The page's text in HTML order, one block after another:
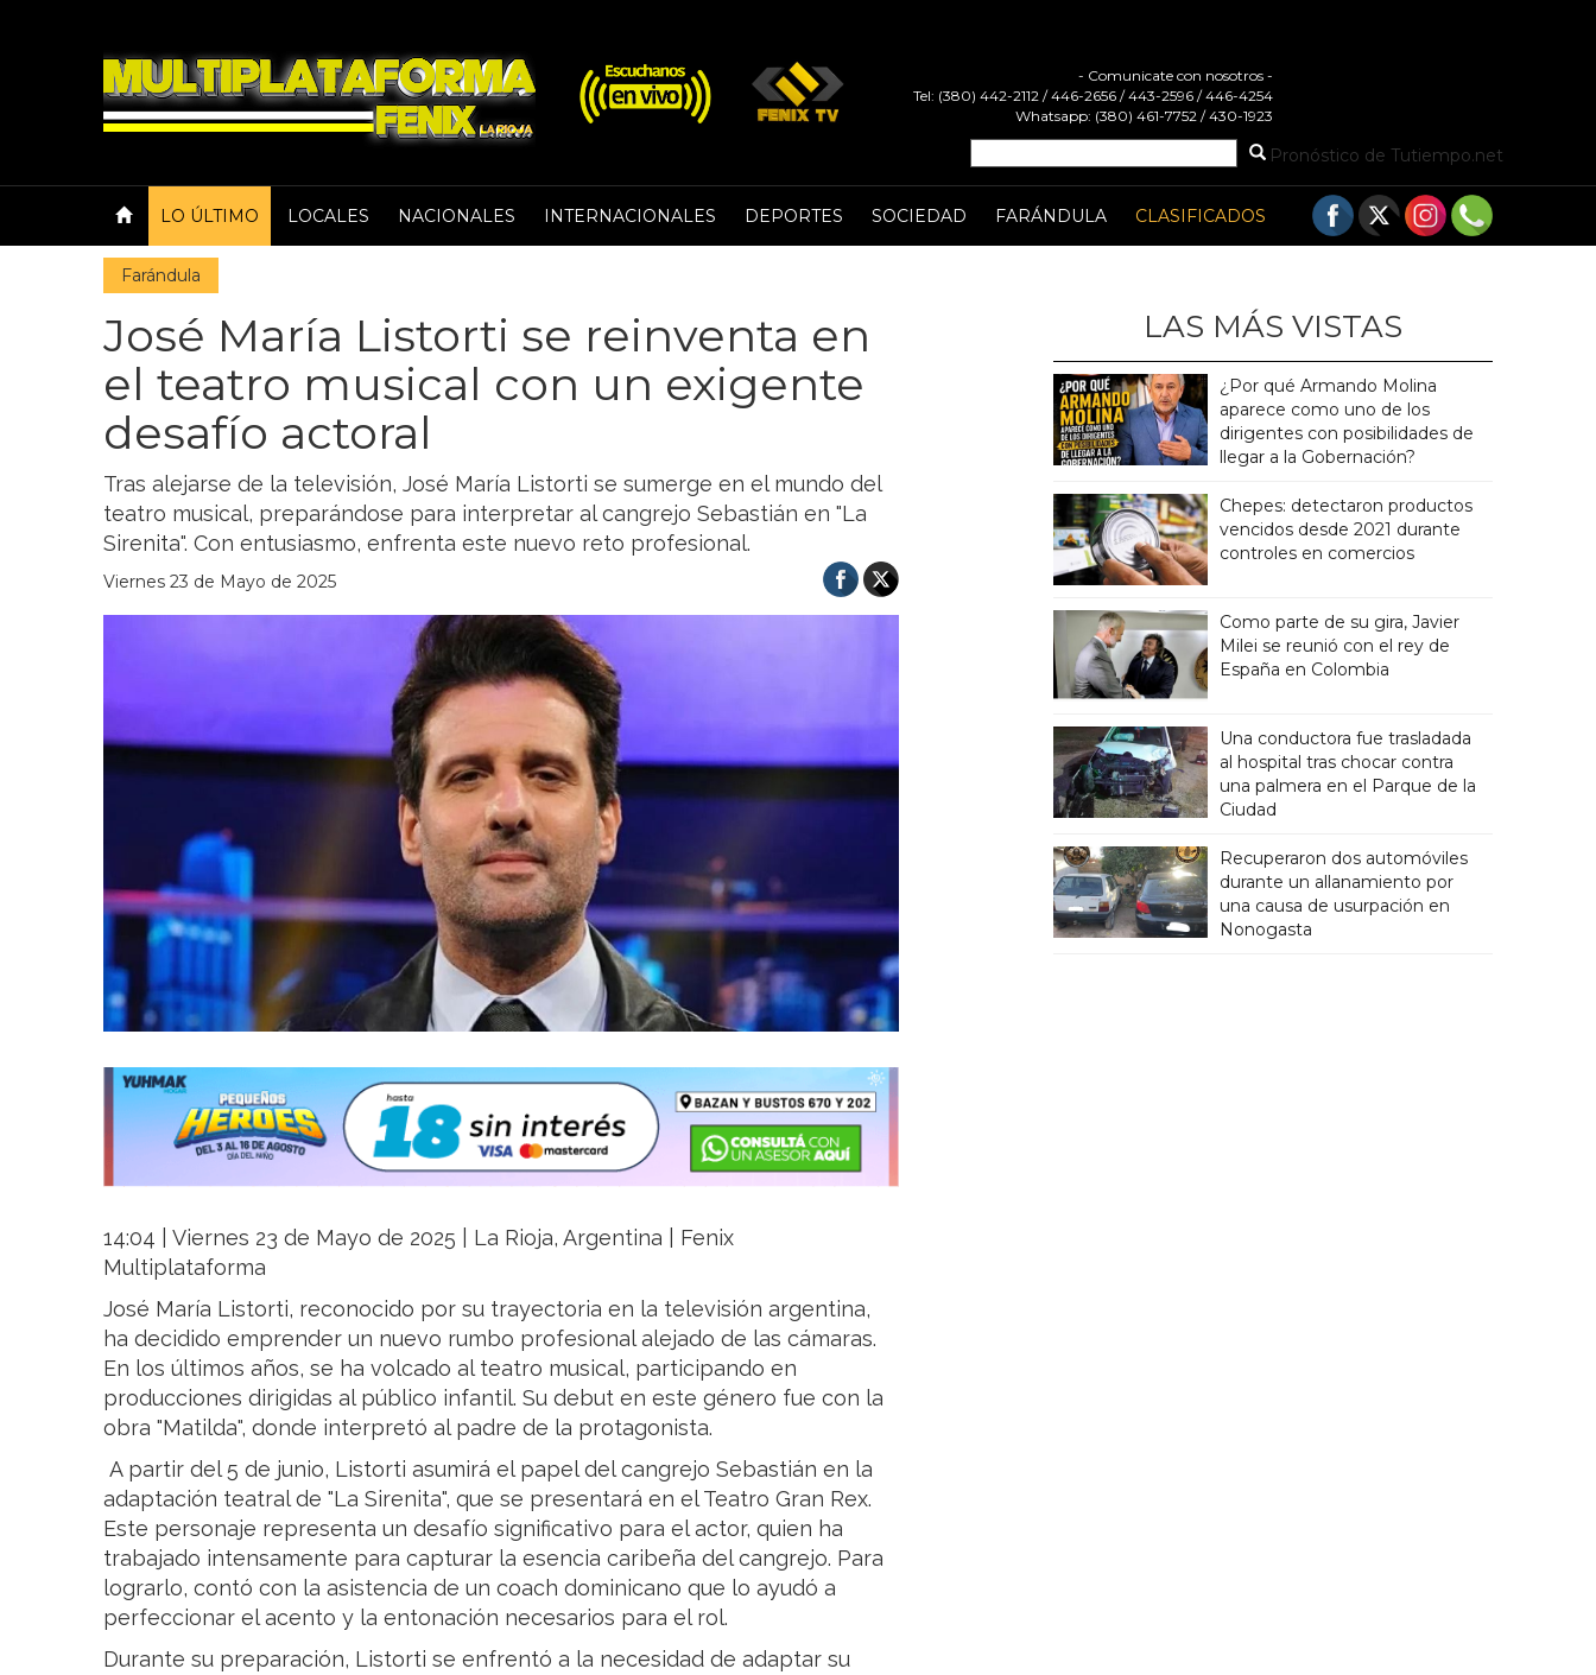
- Comunicate con nosotros -
Tel: (380) 442-2112 / 446-2656 / 443-2596 / 446-4254
Whatsapp: (380) 461-7752 / 430-1923
Pronóstico de Tutiempo.net
LO ÚLTIMO LOCALES NACIONALES INTERNACIONALES DEPORTES SOCIEDAD FARÁNDULA CLASIFICADOS
Farándula
José María Listorti se reinventa en
el teatro musical con un exigente
desafío actoral
Tras alejarse de la televisión, José María Listorti se sumerge en el mundo del
teatro musical, preparándose para interpretar al cangrejo Sebastián en "La
Sirenita". Con entusiasmo, enfrenta este nuevo reto profesional.
Viernes 23 de Mayo de 2025
14:04 | Viernes 23 de Mayo de 2025 | La Rioja, Argentina | Fenix
Multiplataforma
José María Listorti, reconocido por su trayectoria en la televisión argentina,
ha decidido emprender un nuevo rumbo profesional alejado de las cámaras.
En los últimos años, se ha volcado al teatro musical, participando en
producciones dirigidas al público infantil. Su debut en este género fue con la
obra "Matilda", donde interpretó al padre de la protagonista.
A partir del 5 de junio, Listorti asumirá el papel del cangrejo Sebastián en la
adaptación teatral de "La Sirenita", que se presentará en el Teatro Gran Rex.
Este personaje representa un desafío significativo para el actor, quien ha
trabajado intensamente para capturar la esencia caribeña del cangrejo. Para
lograrlo, contó con la asistencia de un coach dominicano que lo ayudó a
perfeccionar el acento y la entonación necesarios para el rol.
Durante su preparación, Listorti se enfrentó a la necesidad de adaptar su
LAS MÁS VISTAS
¿Por qué Armando Molina
aparece como uno de los
dirigentes con posibilidades de
llegar a la Gobernación?
Chepes: detectaron productos
vencidos desde 2021 durante
controles en comercios
Como parte de su gira, Javier
Milei se reunió con el rey de
España en Colombia
Una conductora fue trasladada
al hospital tras chocar contra
una palmera en el Parque de la
Ciudad
Recuperaron dos automóviles
durante un allanamiento por
una causa de usurpación en
Nonogasta